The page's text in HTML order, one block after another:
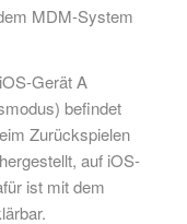
MDM-System
Gerät A
befindet
Zurückspielen
auf iOS-
ist mit dem